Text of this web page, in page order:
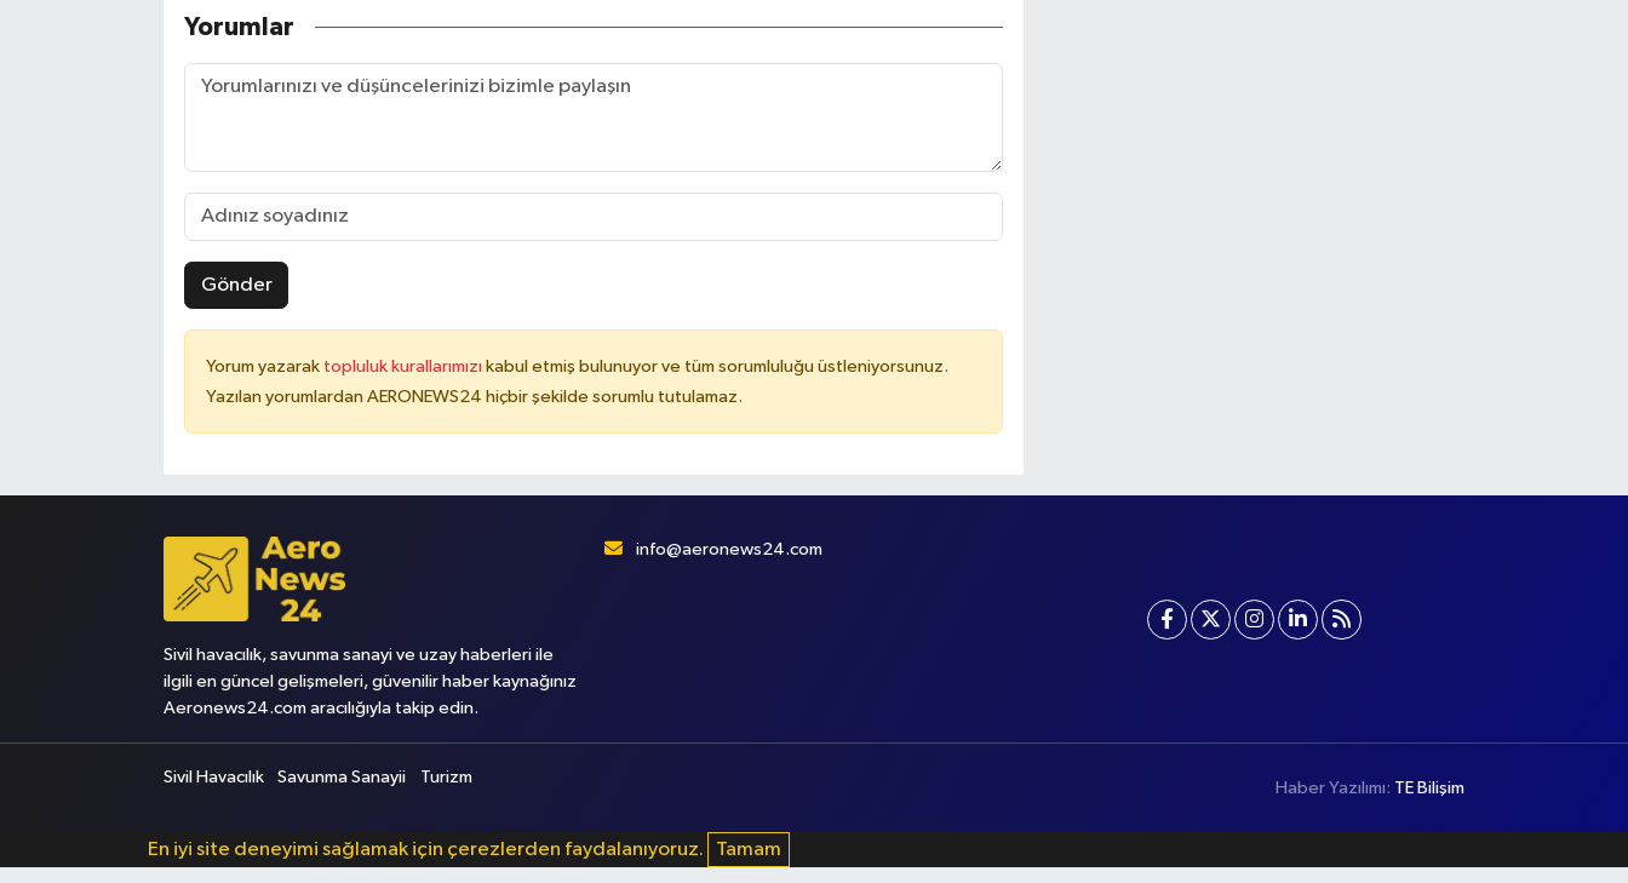
Yorumlar
Gönder
Yorum yazarak topluluk kurallarımızı kabul etmiş bulunuyor ve tüm sorumluluğu üstleniyorsunuz.
Yazılan yorumlardan AERONEWS24 hiçbir şekilde sorumlu tutulamaz.
Sivil havacılık, savunma sanayi ve uzay haberleri ile
ilgili en güncel gelişmeleri, güvenilir haber kaynağınız
Aeronews24.com aracılığıyla takip edin.
info@aeronews24.com
Sivil Havacılık Savunma Sanayii Turizm
Haber Yazılımı: TE Bilişim
En iyi site deneyimi sağlamak için çerezlerden faydalanıyoruz. Tamam